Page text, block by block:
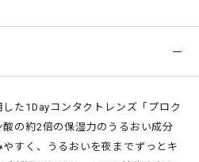
た1Dayコンタクトレンズ「プロク
の約2倍の保湿力のうるおい成分
すく、うるおいを夜までずっとキ